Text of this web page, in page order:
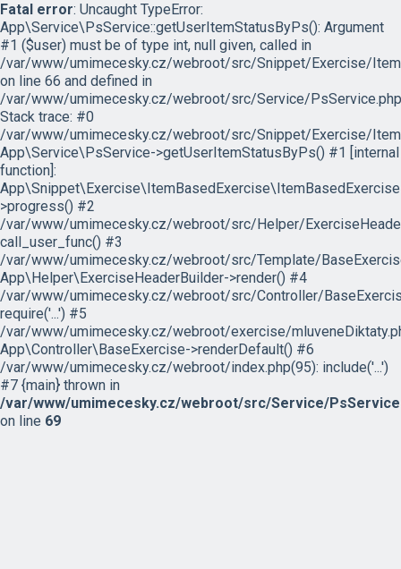
Fatal error: Uncaught TypeError:
App\Service\PsService::getUserItemStatusByPs(): Argument
#1 ($user) must be of type int, null given, called in
/var/www/umimecesky.cz/webroot/src/Snippet/Exercise/
on line 66 and defined in
/var/www/umimecesky.cz/webroot/src/Service/
Stack trace: #0
/var/www/umimecesky.cz/webroot/src/Snippet/Exercise/
App\Service\PsService->getUserItemStatusByPs() #1 [internal
function]:
>progress() #2
/var/www/umimecesky.cz/webroot/src/Helper/
call_user_func() #3
/var/www/umimecesky.cz/webroot/src/Template/
App\Helper\ExerciseHeaderBuilder->render() #4
/var/www/umimecesky.cz/webroot/src/Controller/
require('...') #5
/var/www/umimecesky.cz/webroot/exercise/
App\Controller\BaseExercise->renderDefault() #6
/var/www/umimecesky.cz/webroot/index.php(95): include('...')
#7 {main} thrown in
/var/www/umimecesky.cz/webroot/src/Service/
on line 69